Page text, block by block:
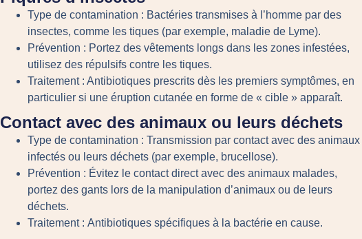
Type de contamination : Bactéries transmises à l’homme par des
insectes, comme les tiques (par exemple, maladie de Lyme).
Prévention : Portez des vêtements longs dans les zones infestées,
utilisez des répulsifs contre les tiques.
Traitement : Antibiotiques prescrits dès les premiers symptômes, en
particulier si une éruption cutanée en forme de « cible » apparaît.
Contact avec des animaux ou leurs déchets
Type de contamination : Transmission par contact avec des animaux
infectés ou leurs déchets (par exemple, brucellose).
Prévention : Évitez le contact direct avec des animaux malades,
portez des gants lors de la manipulation d’animaux ou de leurs
déchets.
Traitement : Antibiotiques spécifiques à la bactérie en cause.